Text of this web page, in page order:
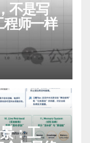
不是写
师一样
：工